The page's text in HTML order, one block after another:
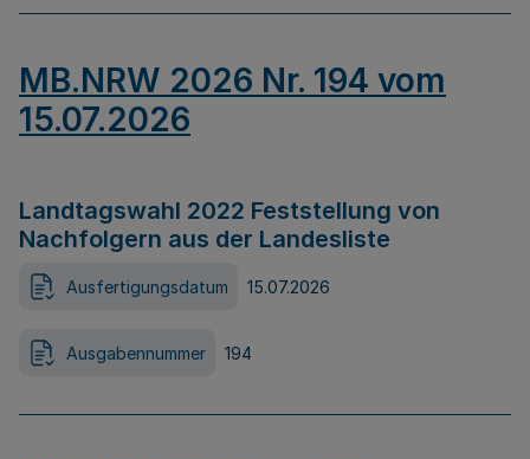
MB.NRW 2026 Nr. 194 vom
15.07.2026
Landtagswahl 2022 Feststellung von
Nachfolgern aus der Landesliste
Ausfertigungsdatum 15.07.2026
Ausgabennummer 194